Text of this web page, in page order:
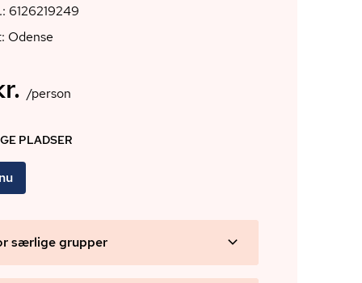
6126219249
Odense
/person
PLADSER
særlige grupper